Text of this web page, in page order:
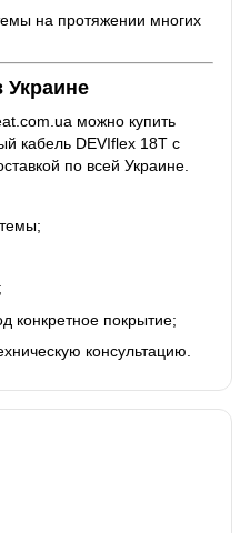
на протяжении многих
Украине
можно купить
кабель DEVIflex 18T с
по всей Украине.
конкретное покрытие;
консультацию.